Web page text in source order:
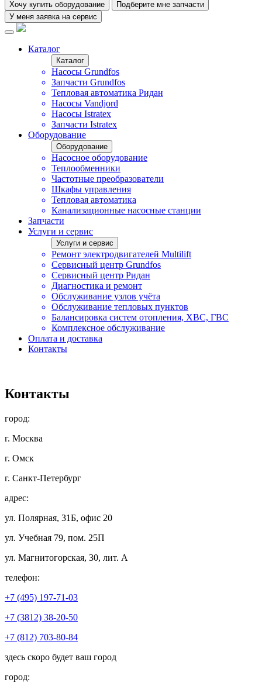
Хочу купить оборудование
Подберите мне запчасти
У меня заявка на сервис
Каталог
Каталог
Насосы Grundfos
Запчасти Grundfos
Тепловая автоматика Ридан
Насосы Vandjord
Насосы Istratex
Запчасти Istratex
Оборудование
Оборудование
Насосное оборудование
Теплообменники
Частотные преобразователи
Шкафы управления
Тепловая автоматика
Канализационные насосные станции
Запчасти
Услуги и сервис
Услуги и сервис
Ремонт электродвигателей Multilift
Сервисный центр Grundfos
Сервисный центр Ридан
Диагностика и ремонт
Обслуживание узлов учёта
Обслуживание тепловых пунктов
Балансировка систем отопления, ХВС, ГВС
Комплексное обслуживание
Оплата и доставка
Контакты
Контакты
город:
г. Москва
г. Омск
г. Санкт-Петербург
адрес:
ул. Полярная, 31Б, офис 20
ул. Учебная 79, пом. 25П
ул. Магнитогорская, 30, лит. А
телефон:
+7 (495) 197-71-03
+7 (3812) 38-20-50
+7 (812) 703-80-84
здесь скоро будет ваш город
город: